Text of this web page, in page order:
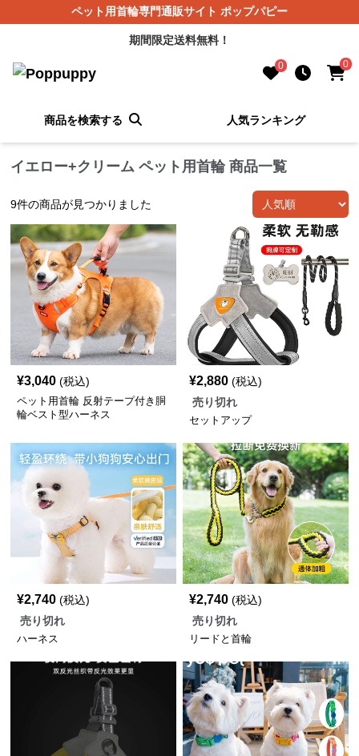
ペット用首輪専門通販サイト ポップパピー
期間限定送料無料！
0 0
商品を検索する 人気ランキング
イエロー+クリーム ペット用首輪 商品一覧
9件の商品が見つかりました
¥3,040 (税込)
ペット用首輪 反射テープ付き胴
輪ベスト型ハーネス
¥2,880 (税込)
売り切れ
セットアップ
¥2,740 (税込)
売り切れ
ハーネス
¥2,740 (税込)
売り切れ
リードと首輪